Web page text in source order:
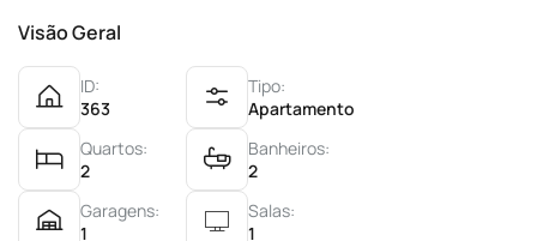
Visão Geral
ID:
363
Tipo:
Apartamento
Quartos:
2
Banheiros:
2
Garagens:
1
Salas:
1